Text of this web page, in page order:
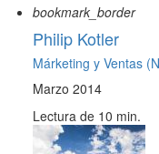
bookmark_border
Philip Kotler
Márketing y Ventas
Marzo 2014
Lectura de 10 min.